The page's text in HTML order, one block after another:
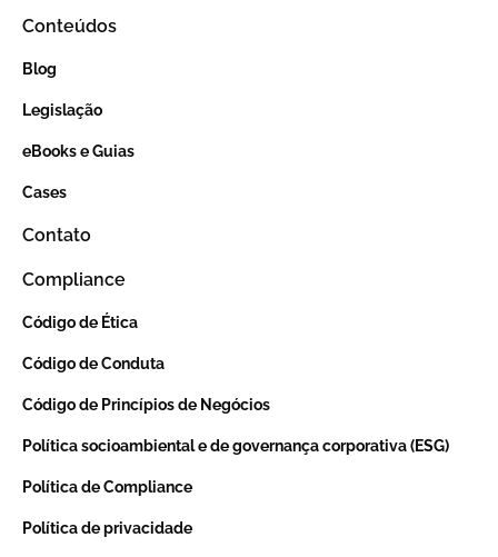
Conteúdos
Blog
Legislação
eBooks e Guias
Cases
Contato
Compliance
Código de Ética
Código de Conduta
Código de Princípios de Negócios
Política socioambiental e de governança corporativa (ESG)
Política de Compliance
Política de privacidade